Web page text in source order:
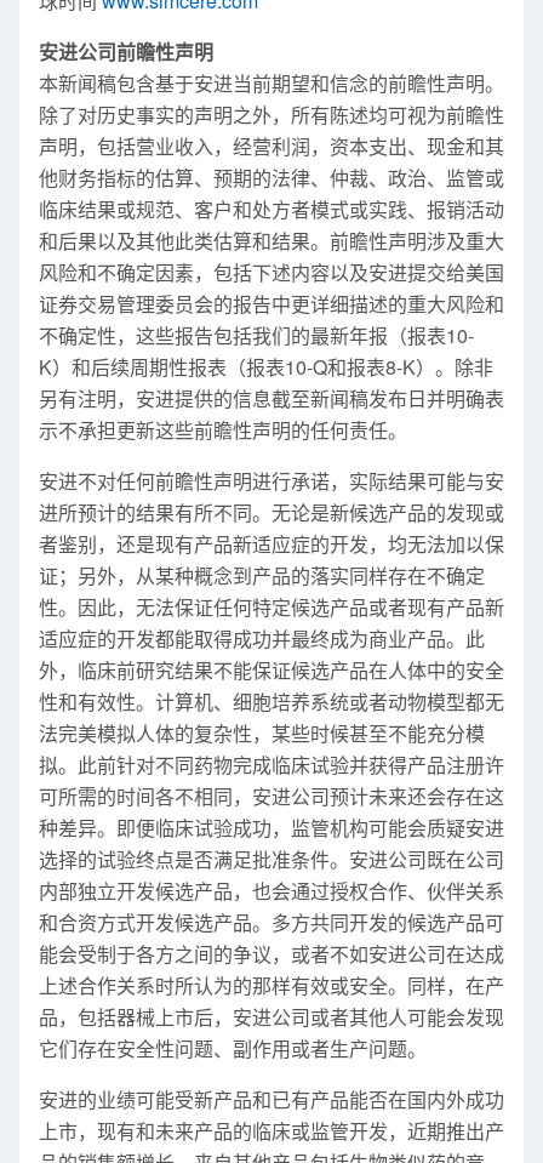
安进公司前瞻性声明
本新闻稿包含基于安进当前期望和信念的前瞻性声明。
除了对历史事实的声明之外，所有陈述均可视为前瞻性
声明，包括营业收入，经营利润，资本支出、现金和其
他财务指标的估算、预期的法律、仲裁、政治、监管或
临床结果或规范、客户和处方者模式或实践、报销活动
和后果以及其他此类估算和结果。前瞻性声明涉及重大
风险和不确定因素，包括下述内容以及安进提交给美国
证券交易管理委员会的报告中更详细描述的重大风险和
不确定性，这些报告包括我们的最新年报（报表10-
K）和后续周期性报表（报表10-Q和报表8-K）。除非
另有注明，安进提供的信息截至新闻稿发布日并明确表
示不承担更新这些前瞻性声明的任何责任。
安进不对任何前瞻性声明进行承诺，实际结果可能与安
进所预计的结果有所不同。无论是新候选产品的发现或
者鉴别，还是现有产品新适应症的开发，均无法加以保
证；另外，从某种概念到产品的落实同样存在不确定
性。因此，无法保证任何特定候选产品或者现有产品新
适应症的开发都能取得成功并最终成为商业产品。此
外，临床前研究结果不能保证候选产品在人体中的安全
性和有效性。计算机、细胞培养系统或者动物模型都无
法完美模拟人体的复杂性，某些时候甚至不能充分模
拟。此前针对不同药物完成临床试验并获得产品注册许
可所需的时间各不相同，安进公司预计未来还会存在这
种差异。即便临床试验成功，监管机构可能会质疑安进
选择的试验终点是否满足批准条件。安进公司既在公司
内部独立开发候选产品，也会通过授权合作、伙伴关系
和合资方式开发候选产品。多方共同开发的候选产品可
能会受制于各方之间的争议，或者不如安进公司在达成
上述合作关系时所认为的那样有效或安全。同样，在产
品，包括器械上市后，安进公司或者其他人可能会发现
它们存在安全性问题、副作用或者生产问题。
安进的业绩可能受新产品和已有产品能否在国内外成功
上市，现有和未来产品的临床或监管开发，近期推出产